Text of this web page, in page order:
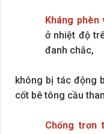
Kháng
ở nhiệt độ
đanh chắc,
không bị tác động
cốt bê tông cầu
Chống trơn